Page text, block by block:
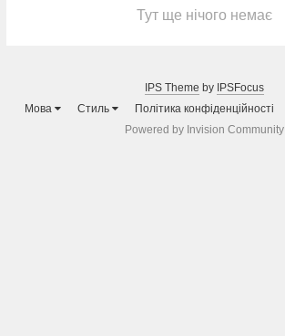
Тут ще нічого немає
IPS Theme by IPSFocus
Мова
Стиль Політика конфіденційності
Powered by Invision Community